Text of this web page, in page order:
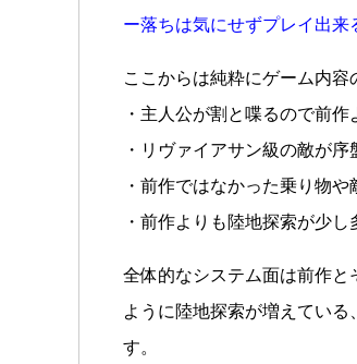
ー落ちは気にせずプレイ出来
ここからは純粋にゲーム内容
・主人公が割と喋るので前
・リヴァイアサン級の敵が
・前作ではなかった乗り物や
・前作よりも陸地探索が少し
全体的なシステム面は前作
ように陸地探索が増えてい
す。